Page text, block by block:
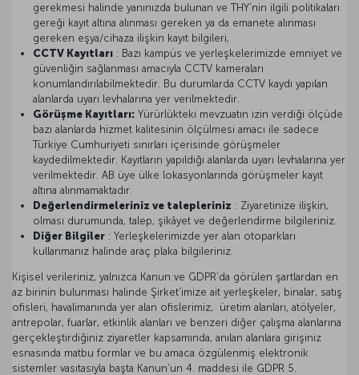
gerekmesi halinde yanınızda bulunan ve THY’nin ilgili politikaları
gereği kayıt altına alınması gereken ya da emanete alınması
gereken eşya/cihaza ilişkin kayıt bilgileri,
CCTV Kayıtları : Bazı kampüs ve yerleşkelerimizde emniyet ve
güvenliğin sağlanması amacıyla CCTV kameraları
konumlandırılabilmektedir. Bu durumlarda CCTV kaydı yapılan
alanlarda uyarı levhalarına yer verilmektedir.
Görüşme Kayıtları: Yürürlükteki mevzuatın izin verdiği ölçüde
bazı alanlarda hizmet kalitesinin ölçülmesi amacı ile sadece
Türkiye Cumhuriyeti sınırları içerisinde görüşmeler
kaydedilmektedir. Kayıtların yapıldığı alanlarda uyarı levhalarına yer
verilmektedir. AB üye ülke lokasyonlarında görüşmeler kayıt
altına alınmamaktadır.
Değerlendirmeleriniz ve talepleriniz : Ziyaretinize ilişkin,
olması durumunda, talep, şikâyet ve değerlendirme bilgileriniz.
Diğer Bilgiler : Yerleşkelerimizde yer alan otoparkları
kullanmanız halinde araç plaka bilgileriniz.
Kişisel verileriniz, yalnızca Kanun ve GDPR’da görülen şartlardan en
az birinin bulunması halinde Şirket’imize ait yerleşkeler, binalar, satış
ofisleri, havalimanında yer alan ofislerimiz, üretim alanları, atölyeler,
antrepolar, fuarlar, etkinlik alanları ve benzeri diğer çalışma alanlarına
gerçekleştirdiğiniz ziyaretler kapsamında, anılan alanlara girişiniz
esnasında matbu formlar ve bu amaca özgülenmiş elektronik
sistemler vasıtasıyla başta Kanun’un 4. maddesi ile GDPR 5.